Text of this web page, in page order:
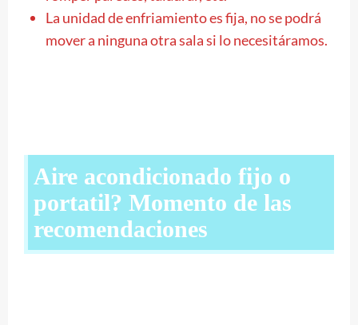
La unidad de enfriamiento es fija, no se podrá
mover a ninguna otra sala si lo necesitáramos.
Aire acondicionado fijo o
portatil? Momento de las
recomendaciones